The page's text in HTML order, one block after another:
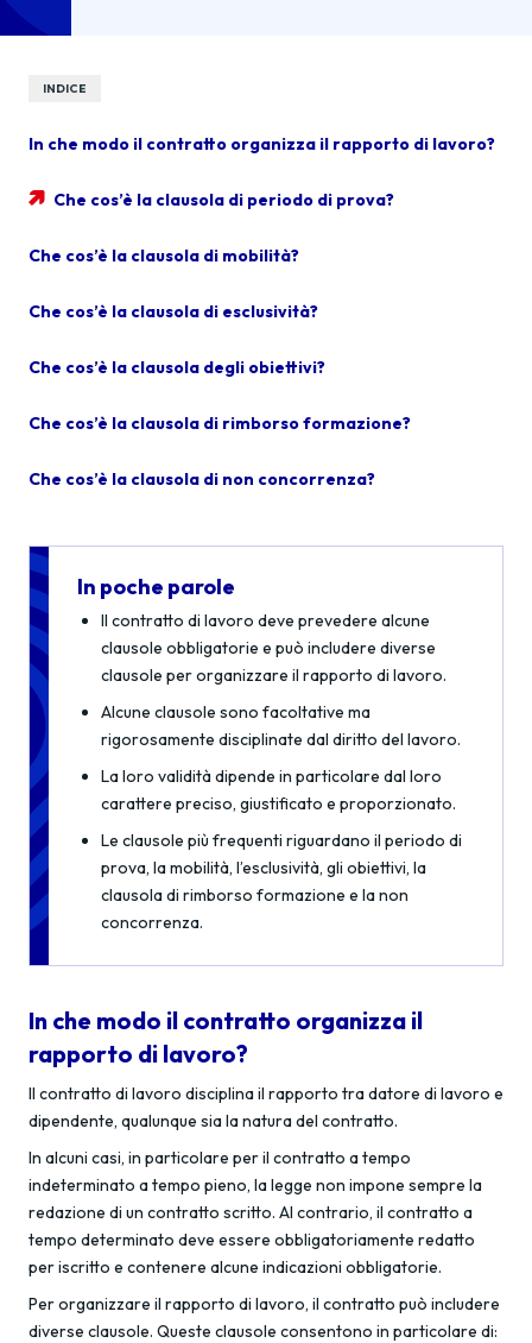
INDICE
In che modo il contratto organizza il rapporto di lavoro?
Che cos’è la clausola di periodo di prova?
Che cos’è la clausola di mobilità?
Che cos’è la clausola di esclusività?
Che cos’è la clausola degli obiettivi?
Che cos’è la clausola di rimborso formazione?
Che cos’è la clausola di non concorrenza?
In poche parole
Il contratto di lavoro deve prevedere alcune
clausole obbligatorie e può includere diverse
clausole per organizzare il rapporto di lavoro.
Alcune clausole sono facoltative ma
rigorosamente disciplinate dal diritto del lavoro.
La loro validità dipende in particolare dal loro
carattere preciso, giustificato e proporzionato.
Le clausole più frequenti riguardano il periodo di
prova, la mobilità, l’esclusività, gli obiettivi, la
clausola di rimborso formazione e la non
concorrenza.
In che modo il contratto organizza il
rapporto di lavoro?
Il contratto di lavoro disciplina il rapporto tra datore di lavoro e
dipendente, qualunque sia la natura del contratto.
In alcuni casi, in particolare per il contratto a tempo
indeterminato a tempo pieno, la legge non impone sempre la
redazione di un contratto scritto. Al contrario, il contratto a
tempo determinato deve essere obbligatoriamente redatto
per iscritto e contenere alcune indicazioni obbligatorie.
Per organizzare il rapporto di lavoro, il contratto può includere
diverse clausole. Queste clausole consentono in particolare di: